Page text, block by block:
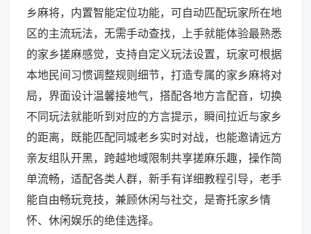
乡麻将，内置智能定位功能，可自动匹配玩家所在地
区的主流玩法，无需手动查找，上手就能体验最熟悉
的家乡搓麻感觉，支持自定义玩法设置，玩家可根据
本地民间习惯调整规则细节，打造专属的家乡麻将对
局，界面设计温馨接地气，搭配各地方言配音，切换
不同玩法就能听到对应的方言提示，瞬间拉近与家乡
的距离，既能匹配同城老乡实时对战，也能邀请远方
亲友组队开黑，跨越地域限制共享搓麻乐趣，操作简
单流畅，适配各类人群，新手有详细教程引导，老手
能自由畅玩竞技，兼顾休闲与社交，是寄托家乡情
怀、休闲娱乐的绝佳选择。